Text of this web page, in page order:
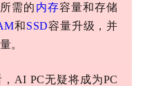
需的 内存容量和存储
和SSD容量升级，并
。
AI PC无疑将成为PC